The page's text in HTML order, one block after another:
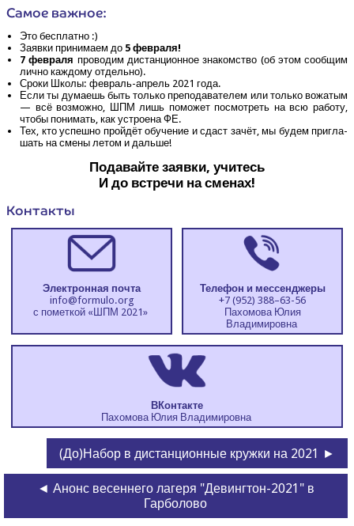
Самое важ­ное:
Это бес­плат­но :)
Заяв­ки при­ни­ма­ем до 5 фев­ра­ля!
7 фев­ра­ля про­во­дим дистан­ци­он­ное зна­ком­ство (об этом сооб­щим
лич­но каж­до­му отдельно).
Сро­ки Шко­лы: фев­раль-апрель 2021 года.
Если ты дума­ешь быть толь­ко пре­по­да­ва­те­лем или толь­ко вожа­тым
— всё воз­мож­но, ШПМ лишь помо­жет посмот­реть на всю рабо­ту,
что­бы пони­мать, как устро­е­на ФЕ.
Тех, кто успеш­но прой­дёт обу­че­ние и сдаст зачёт, мы будем при­гла­
шать на сме­ны летом и дальше!
Пода­вай­те заяв­ки, учитесь
И до встре­чи на сменах!
Кон­так­ты
Элек­трон­ная почта
info@​formulo.​org
с помет­кой «ШПМ 2021»
Теле­фон и мессенджеры
+7 (952) 388–63-56
Пахо­мо­ва Юлия
Владимировна
ВКон­так­те
Пахо­мо­ва Юлия Владимировна
(До)Набор в дистанционные кружки на 2021 ►
◄ Анонс весеннего лагеря "Девингтон-2021" в
Гарболово